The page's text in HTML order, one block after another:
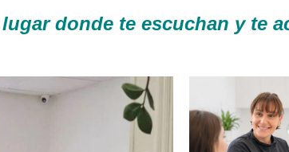
donde te escuchan y te